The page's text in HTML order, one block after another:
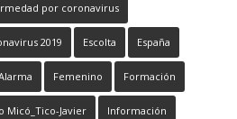
por coronavirus
2019 Escolta España
Femenino Formación
Micó_Tico-Javier Información